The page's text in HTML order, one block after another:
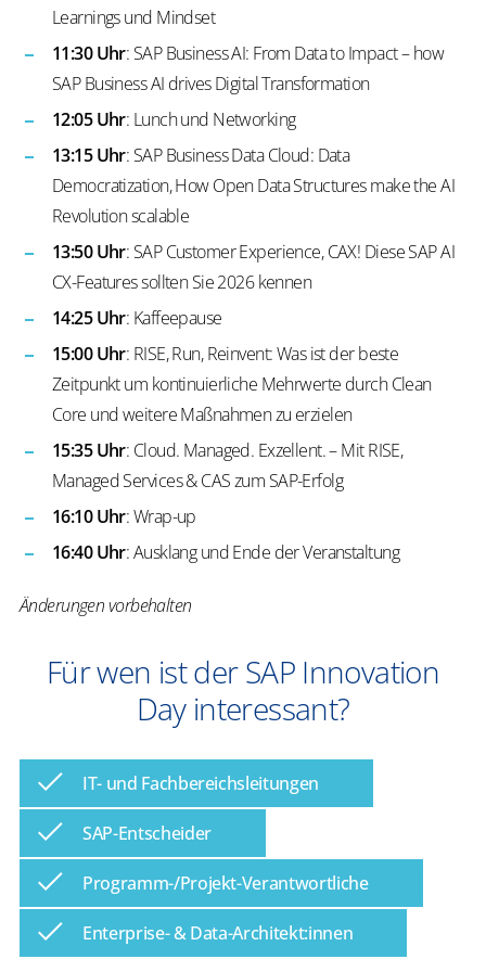
Learnings und Mindset
11:30 Uhr: SAP Business AI: From Data to Impact – how
SAP Business AI drives Digital Transformation
12:05 Uhr: Lunch und Networking
13:15 Uhr: SAP Business Data Cloud: Data
Democratization, How Open Data Structures make the AI
Revolution scalable
13:50 Uhr: SAP Customer Experience, CAX! Diese SAP AI
CX-Features sollten Sie 2026 kennen
14:25 Uhr: Kaffeepause
15:00 Uhr: RISE, Run, Reinvent: Was ist der beste
Zeitpunkt um kontinuierliche Mehrwerte durch Clean
Core und weitere Maßnahmen zu erzielen
15:35 Uhr: Cloud. Managed. Exzellent. – Mit RISE,
Managed Services & CAS zum SAP-Erfolg
16:10 Uhr: Wrap-up
16:40 Uhr: Ausklang und Ende der Veranstaltung
Änderungen vorbehalten
Für wen ist der SAP Innovation
Day interessant?
IT- und Fachbereichsleitungen
SAP-Entscheider
Programm-/Projekt-Verantwortliche
Enterprise- & Data-Architekt:innen